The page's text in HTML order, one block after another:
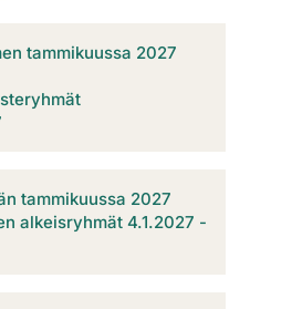
tammikuussa 2027
tammikuussa 2027
alkeisryhmät 4.1.2027 -